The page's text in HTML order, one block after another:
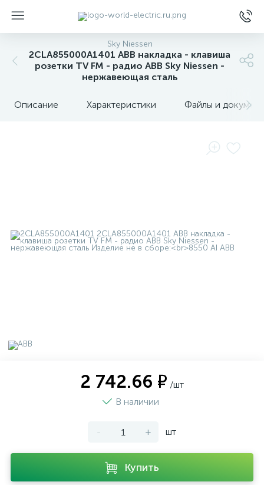
Sky Niessen
2CLA855000A1401 ABB накладка - клавиша
розетки TV FM - радио ABB Sky Niessen -
нержавеющая сталь
Описание Характеристики Файлы и
2 742.66 ₽ /шт
В наличии
- + шт
Купить